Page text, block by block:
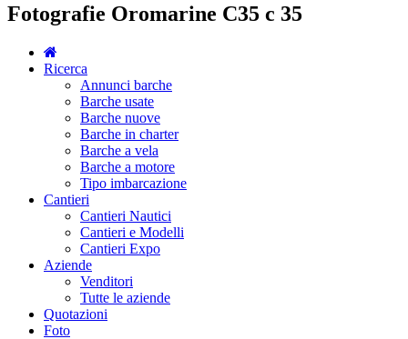
Fotografie Oromarine C35 c 35
Ricerca
Annunci barche
Barche usate
Barche nuove
Barche in charter
Barche a vela
Barche a motore
Tipo imbarcazione
Cantieri
Cantieri Nautici
Cantieri e Modelli
Cantieri Expo
Aziende
Venditori
Tutte le aziende
Quotazioni
Foto